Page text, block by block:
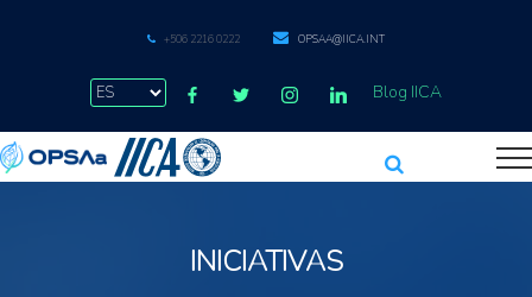
+506 2216 0222 OPSAA@IICA.INT
Blog IICA
INICIATIVAS